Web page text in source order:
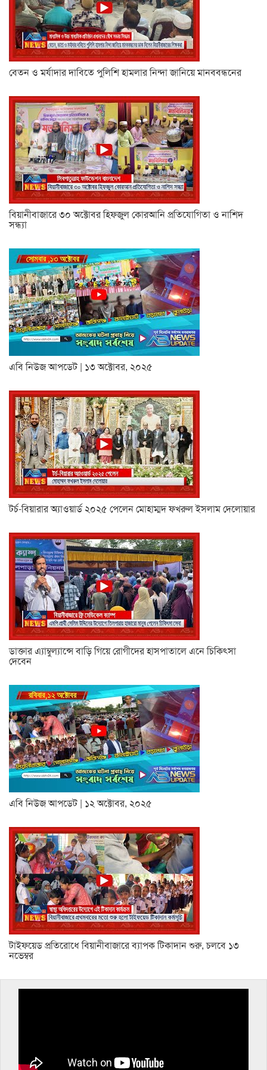
বেতন ও মর্যাদার দাবিতে পুলিশি হামলার নিন্দা জানিয়ে মানববন্ধনের
বিয়ানীবাজারে ৩০ অক্টোবর হিফজুল কোরআনি প্রতিযোগিতা ও নাশিদ
সন্ধ্যা
এবি নিউজ আপডেট | ১৩ অক্টোবর, ২০২৫
টর্চ-বিয়ারার অ্যাওয়ার্ড ২০২৫ পেলেন মোহাম্মদ ফখরুল ইসলাম দেলোয়ার
ডাক্তার এ্যাম্বুল্যান্সে বাড়ি গিয়ে রোগীদের হাসপাতালে এনে চিকিৎসা
দেবেন
এবি নিউজ আপডেট | ১২ অক্টোবর, ২০২৫
টাইফয়েড প্রতিরোধে বিয়ানীবাজারে ব্যাপক টিকাদান শুরু, চলবে ১৩
নভেম্বর